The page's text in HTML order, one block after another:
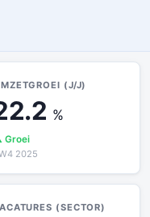
(J/J)
%
Groei
2025
(SECTOR)